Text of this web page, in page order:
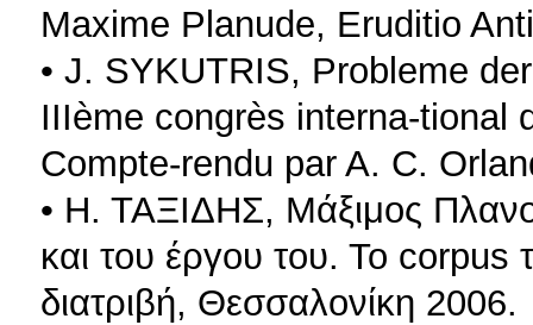
Maxime Planude, Eruditio
• J. SYKUTRIS, Probleme
IIIème congrès interna-tional
Compte-rendu par A. C.
• Η. ΤΑΞΙΔΗΣ, Μάξιμος
και του έργου του. Το corpus
διατριβή, Θεσσαλονίκη 2006.